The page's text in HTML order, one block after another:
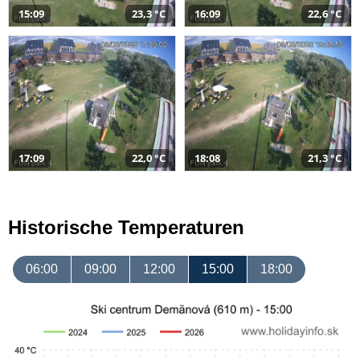
15:09 23,3 °C 16:09 22,6 °C
17:09 22,0 °C 18:08 21,3 °C
Historische Temperaturen
06:00 09:00 12:00 15:00 18:00